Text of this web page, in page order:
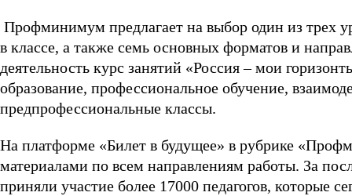
Профминимум предлагает на выбор один из трех
в классе, а также семь основных форматов и
деятельность курс занятий «Россия – мои
образование, профессиональное обучение,
предпрофессиональные классы.
На платформе «Билет в будущее» в рубрике
материалами по всем направлениям работы. За
приняли участие более 17000 педагогов, которые